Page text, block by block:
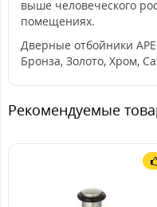
выше человеческого
помещениях.
Дверные отбойники
Бронза, Золото, Хром,
Рекомендуемые